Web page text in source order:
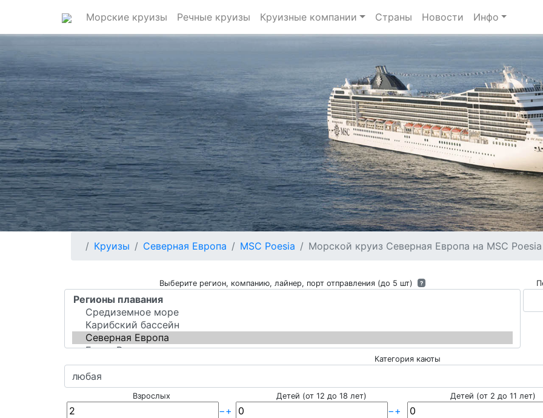
Морские круизы Речные круизы Круизные компании Страны Новости Инфо
Круизы Северная Европа MSC Poesia Морской круиз Северная Европа на MSC
Выберите регион, компанию, лайнер, порт отправления (до 5 шт) ?
Категория каюты
Взрослых
−+
Детей (от 12 до 18 лет)
−+
Детей (от 2 до 11 лет)